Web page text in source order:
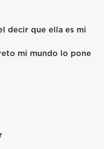
decir que ella es mi
mi mundo lo pone